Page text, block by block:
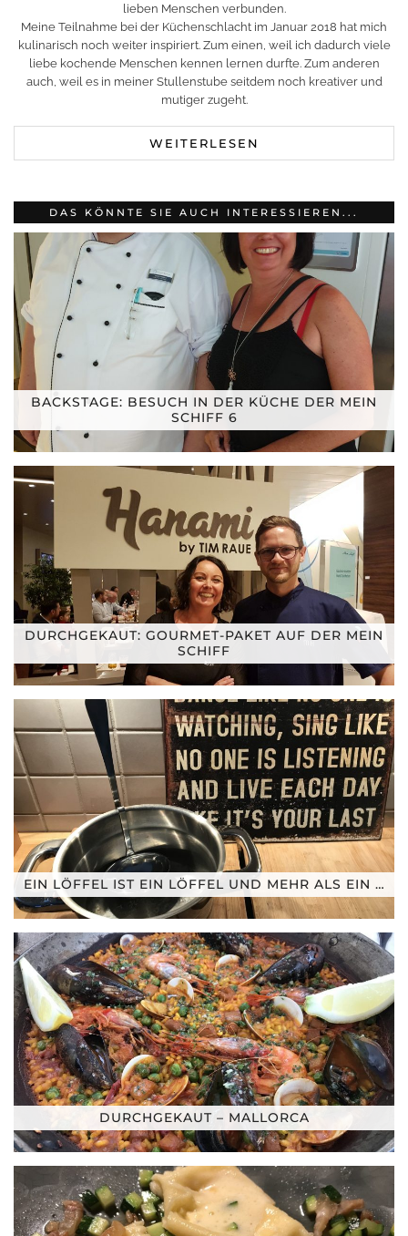
lieben Menschen verbunden.
Meine Teilnahme bei der Küchenschlacht im Januar 2018 hat mich
kulinarisch noch weiter inspiriert. Zum einen, weil ich dadurch viele
liebe kochende Menschen kennen lernen durfte. Zum anderen
auch, weil es in meiner Stullenstube seitdem noch kreativer und
mutiger zugeht.
WEITERLESEN
DAS KÖNNTE SIE AUCH INTERESSIEREN...
BACKSTAGE: BESUCH IN DER KÜCHE DER MEIN
SCHIFF 6
DURCHGEKAUT: GOURMET-PAKET AUF DER MEIN
SCHIFF
EIN LÖFFEL IST EIN LÖFFEL UND MEHR ALS EIN …
DURCHGEKAUT – MALLORCA